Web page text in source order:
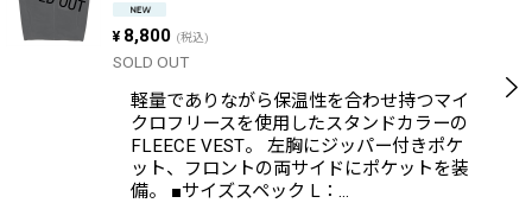
¥ 8,800 (税込)
SOLD OUT
軽量でありながら保温性を合わせ持つマイ
クロフリースを使用したスタンドカラーの
FLEECE VEST。 左胸にジッパー付きポケ
ット、フロントの両サイドにポケットを装
備。 ■サイズスペック L：…